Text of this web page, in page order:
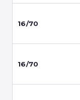
16/70
16/70